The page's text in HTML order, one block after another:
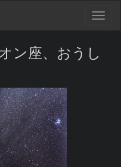
ン座、おうし